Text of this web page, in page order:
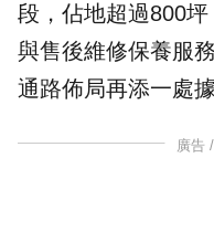
段，佔地超過800
與售後維修保養服
通路佈局再添一處據
廣告